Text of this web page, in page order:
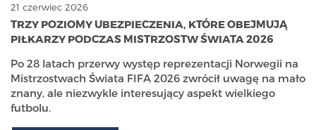
21 czerwiec 2026
TRZY POZIOMY UBEZPIECZENIA, KTÓRE OBEJMUJĄ
PIŁKARZY PODCZAS MISTRZOSTW ŚWIATA 2026
Po 28 latach przerwy występ reprezentacji Norwegii na
Mistrzostwach Świata FIFA 2026 zwrócił uwagę na mało
znany, ale niezwykle interesujący aspekt wielkiego
futbolu.